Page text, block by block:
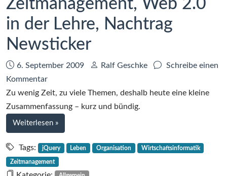
Zeitmanagement, Web 2.0
in der Lehre, Nachtrag
Newsticker
Datum:
6. September 2009 Autor:
Ralf Geschke
Schreibe einen
Kommentarzu
Zeitmanagement,
Web
2.0
in
der
Lehre,
Zu wenig Zeit, zu viele Themen, deshalb heute eine kleine
Zusammenfassung – kurz und bündig.
Weiterlesen bei
Zeitmanagement,
Web
2.0
in
»
Tags: jQuery Leben Organisation Wirtschaftsinformatik
Zeitmanagement